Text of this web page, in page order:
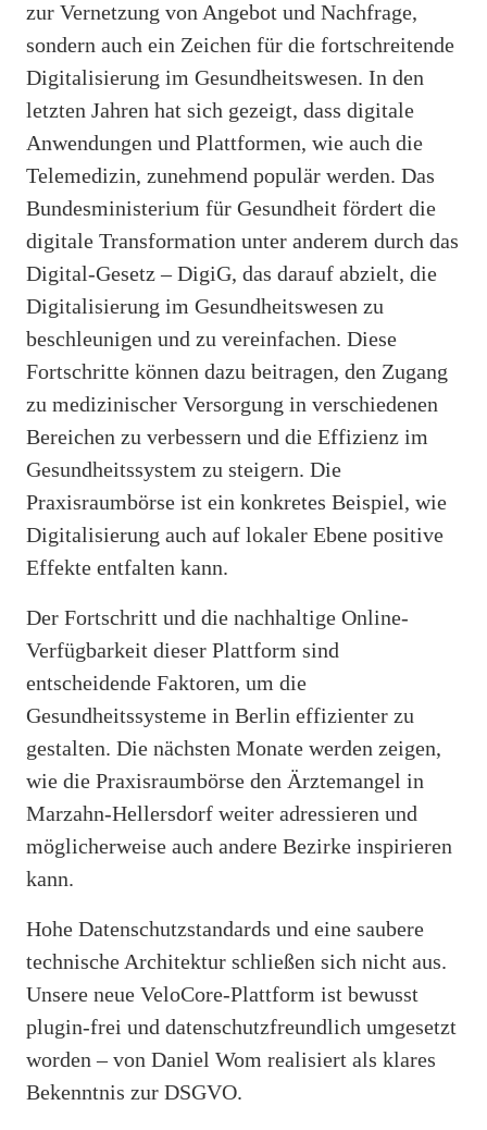
zur Vernetzung von Angebot und Nachfrage,
sondern auch ein Zeichen für die fortschreitende
Digitalisierung im Gesundheitswesen. In den
letzten Jahren hat sich gezeigt, dass digitale
Anwendungen und Plattformen, wie auch die
Telemedizin, zunehmend populär werden. Das
Bundesministerium für Gesundheit fördert die
digitale Transformation unter anderem durch das
Digital-Gesetz – DigiG, das darauf abzielt, die
Digitalisierung im Gesundheitswesen zu
beschleunigen und zu vereinfachen. Diese
Fortschritte können dazu beitragen, den Zugang
zu medizinischer Versorgung in verschiedenen
Bereichen zu verbessern und die Effizienz im
Gesundheitssystem zu steigern. Die
Praxisraumbörse ist ein konkretes Beispiel, wie
Digitalisierung auch auf lokaler Ebene positive
Effekte entfalten kann.
Der Fortschritt und die nachhaltige Online-
Verfügbarkeit dieser Plattform sind
entscheidende Faktoren, um die
Gesundheitssysteme in Berlin effizienter zu
gestalten. Die nächsten Monate werden zeigen,
wie die Praxisraumbörse den Ärztemangel in
Marzahn-Hellersdorf weiter adressieren und
möglicherweise auch andere Bezirke inspirieren
kann.
Hohe Datenschutzstandards und eine saubere
technische Architektur schließen sich nicht aus.
Unsere neue VeloCore-Plattform ist bewusst
plugin-frei und datenschutzfreundlich umgesetzt
worden – von Daniel Wom realisiert als klares
Bekenntnis zur DSGVO.